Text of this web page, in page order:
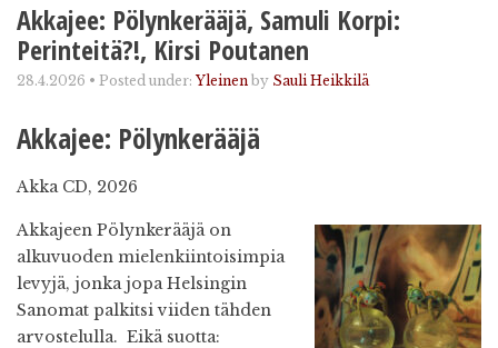
Akkajee: Pölynkerääjä, Samuli Korpi:
Perinteitä?!, Kirsi Poutanen
28.4.2026 • Posted under: Yleinen by Sauli Heikkilä
Akkajee: Pölynkerääjä
Akka CD, 2026
Akkajeen Pölynkerääjä on
alkuvuoden mielenkiintoisimpia
levyjä, jonka jopa Helsingin
Sanomat palkitsi viiden tähden
arvostelulla. Eikä suotta: